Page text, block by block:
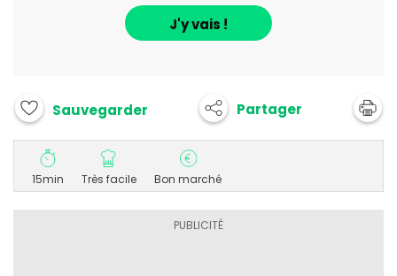
J'y vais !
Sauvegarder Partager
15min Très facile Bon marché